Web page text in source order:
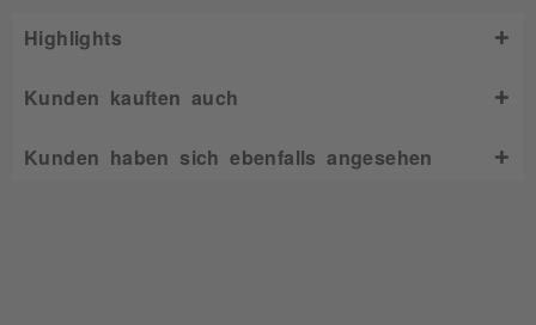
Highlights
Kunden kauften auch
Kunden haben sich ebenfalls angesehen